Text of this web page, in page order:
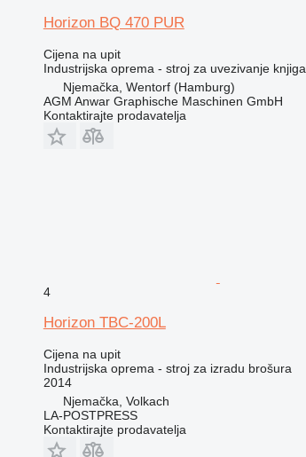
Horizon BQ 470 PUR
Cijena na upit
Industrijska oprema - stroj za uvezivanje knjiga
Njemačka, Wentorf (Hamburg)
AGM Anwar Graphische Maschinen GmbH
Kontaktirajte prodavatelja
4
Horizon TBC-200L
Cijena na upit
Industrijska oprema - stroj za izradu brošura
2014
Njemačka, Volkach
LA-POSTPRESS
Kontaktirajte prodavatelja